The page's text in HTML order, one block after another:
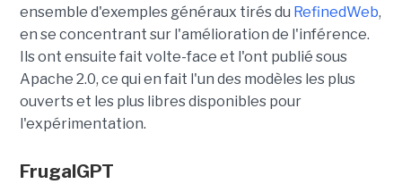
ensemble d'exemples généraux tirés du RefinedWeb,
en se concentrant sur l'amélioration de l'inférence.
Ils ont ensuite fait volte-face et l'ont publié sous
Apache 2.0, ce qui en fait l'un des modèles les plus
ouverts et les plus libres disponibles pour
l'expérimentation.
FrugalGPT